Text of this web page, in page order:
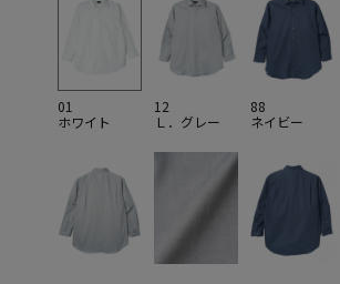
01
ホワイト
12
Ｌ．グレー
88
ネイビー